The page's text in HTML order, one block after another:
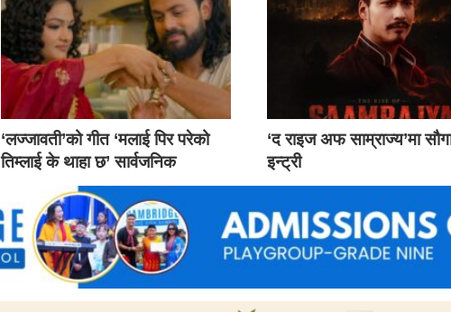
‘लज्जावती’को गीत ‘मलाई पिर परेको
तिम्लाई के थाहा छ’ सार्वजनिक
‘द राइज अफ साम्राज्य’मा
इन्ट्री